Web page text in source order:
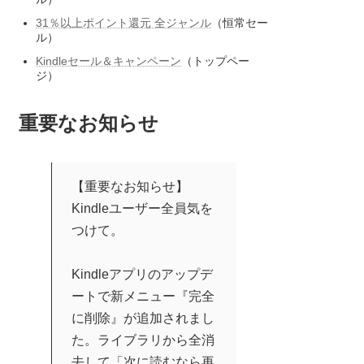
31％以上ポイント還元 全ジャンル （恒常セー
ル）
Kindleセール＆キャンペーン （トップペー
ジ）
重要なお知らせ
【重要なお知らせ】
Kindleユーザー全員気を
つけて。
Kindleアプリのアップデ
ートで新メニュー『完全
に削除』が追加されまし
た。ライブラリから全消